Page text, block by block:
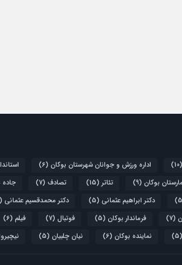
(10) اداره ورزش و جوانان شهرستان بوکان (6)
بوکان (9) تئاتر (15) تصادف (7) جاده
دکتر ابراهیم عثمانی (5) دکتر محمدقسیم عثمانی (9)
(7) فرماندار بوکان (5) فوتبال (7) فیلم (6)
(5) نماینده بوکان (6) نیان چلبیان (5)